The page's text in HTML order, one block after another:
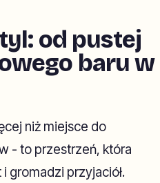
od pustej
baru w
niż miejsce do
- to przestrzeń, która
gromadzi przyjaciół.